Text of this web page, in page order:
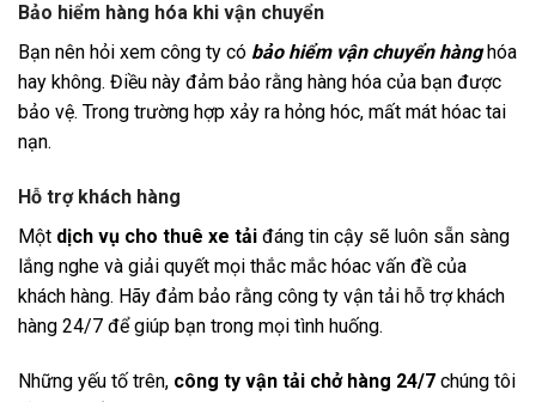
Bảo hiểm hàng hóa khi vận chuyển
Bạn nên hỏi xem công ty có bảo hiểm vận chuyển hàng hóa
hay không. Điều này đảm bảo rằng hàng hóa của bạn được
bảo vệ. Trong trường hợp xảy ra hỏng hóc, mất mát hóac tai
nạn.
Hỗ trợ khách hàng
Một dịch vụ cho thuê xe tải đáng tin cậy sẽ luôn sẵn sàng
lắng nghe và giải quyết mọi thắc mắc hóac vấn đề của
khách hàng. Hãy đảm bảo rằng công ty vận tải hỗ trợ khách
hàng 24/7 để giúp bạn trong mọi tình huống.
Những yếu tố trên, công ty vận tải chở hàng 24/7 chúng tôi